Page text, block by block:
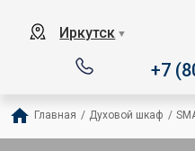
Иркутск ▼
+7
Главная / Духовой шкаф /